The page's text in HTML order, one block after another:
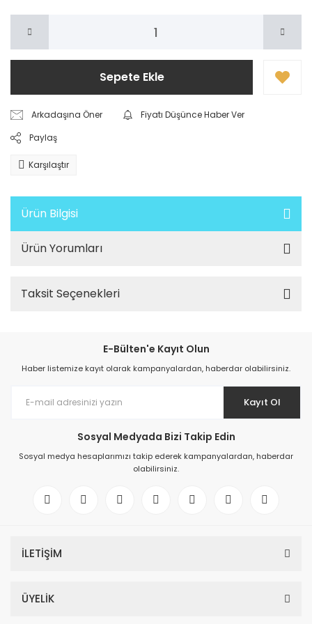
Sepete Ekle
Arkadaşına Öner
Fiyatı Düşünce Haber Ver
Paylaş
Karşılaştır
Ürün Bilgisi
Ürün Yorumları
Taksit Seçenekleri
E-Bülten'e Kayıt Olun
Haber listemize kayıt olarak kampanyalardan, haberdar olabilirsiniz.
Kayıt Ol
Sosyal Medyada Bizi Takip Edin
Sosyal medya hesaplarımızı takip ederek kampanyalardan, haberdar
olabilirsiniz.
İLETİŞİM
ÜYELİK